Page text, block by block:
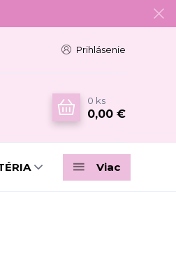
Prihlásenie
0 ks
0,00 €
Viac